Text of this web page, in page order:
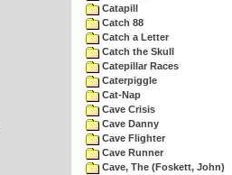
Catapill
Catch 88
Catch a Letter
Catch the Skull
Catepillar Races
Caterpiggle
Cat-Nap
Cave Crisis
Cave Danny
Cave Flighter
Cave Runner
Cave, The (Foskett, John)